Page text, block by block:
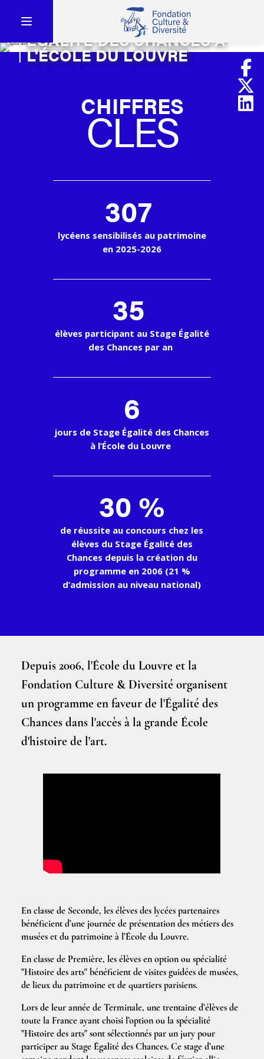
ÉGALITÉ DES CHANCES À
L'ÉCOLE DU LOUVRE
Depuis 2006, l'École du Louvre et la
Fondation Culture & Diversité organisent
un programme en faveur de l'Égalité des
Chances dans l'accès à la grande École
d'histoire de l'art.
En classe de Seconde, les élèves des lycées partenaires
bénéficient d’une journée de présentation des métiers des
musées et du patrimoine à l’École du Louvre.
En classe de Première, les élèves en option ou spécialité
"Histoire des arts" bénéficient de visites guidées de musées,
de lieux du patrimoine et de quartiers parisiens.
Lors de leur année de Terminale, une trentaine d’élèves de
toute la France ayant choisi l’option ou la spécialité
"Histoire des arts" sont sélectionnés par un jury pour
participer au Stage Égalité des Chances. Ce stage d’une
CHIFFRES
CLES
307
lycéens sensibilisés au patrimoine
en 2025-2026
35
élèves participant au Stage Égalité
des Chances par an
6
jours de Stage Égalité des Chances
à l’École du Louvre
30 %
de réussite au concours chez les
élèves du Stage Égalité des
Chances depuis la création du
programme en 2006 (21 %
d’admission au niveau national)